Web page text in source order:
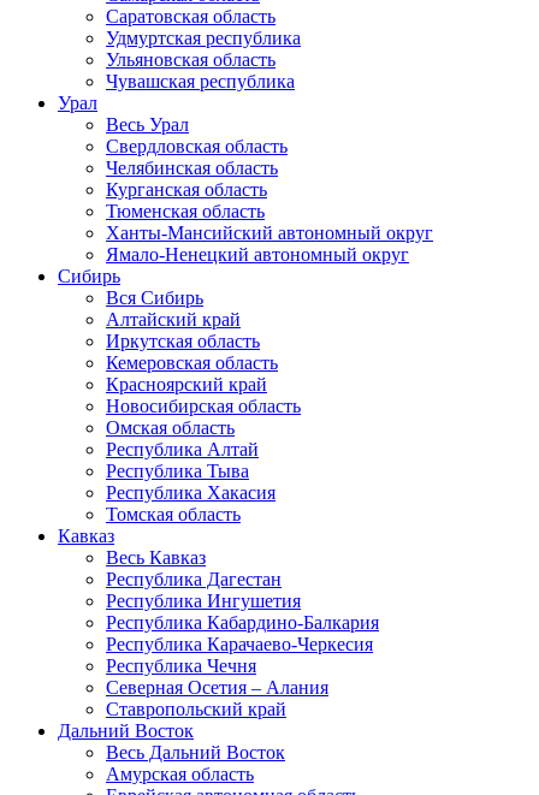
Саратовская область
Удмуртская республика
Ульяновская область
Чувашская республика
Урал
Весь Урал
Свердловская область
Челябинская область
Курганская область
Тюменская область
Ханты-Мансийский автономный округ
Ямало-Ненецкий автономный округ
Сибирь
Вся Сибирь
Алтайский край
Иркутская область
Кемеровская область
Красноярский край
Новосибирская область
Омская область
Республика Алтай
Республика Тыва
Республика Хакасия
Томская область
Кавказ
Весь Кавказ
Республика Дагестан
Республика Ингушетия
Республика Кабардино-Балкария
Республика Карачаево-Черкесия
Республика Чечня
Северная Осетия – Алания
Ставропольский край
Дальний Восток
Весь Дальний Восток
Амурская область